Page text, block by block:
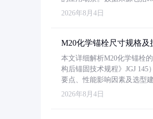
2026年8月4日
M20化学锚栓尺寸规格及
本文详细解析M20化学锚栓
构后锚固技术规程》JGJ
要点、性能影响因素及选型
2026年8月4日